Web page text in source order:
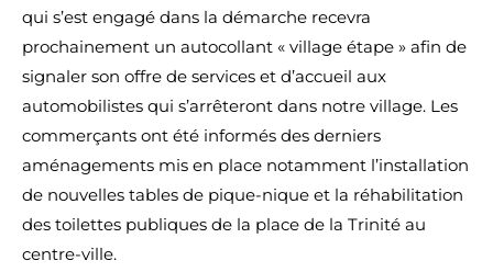
qui s’est engagé dans la démarche recevra
prochainement un autocollant « village étape » afin de
signaler son offre de services et d’accueil aux
automobilistes qui s’arrêteront dans notre village. Les
commerçants ont été informés des derniers
aménagements mis en place notamment l’installation
de nouvelles tables de pique-nique et la réhabilitation
des toilettes publiques de la place de la Trinité au
centre-ville.